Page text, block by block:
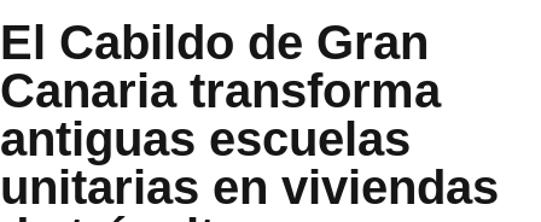
El Cabildo de Gran
Canaria transforma
antiguas escuelas
unitarias en viviendas